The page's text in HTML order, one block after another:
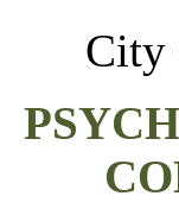
City